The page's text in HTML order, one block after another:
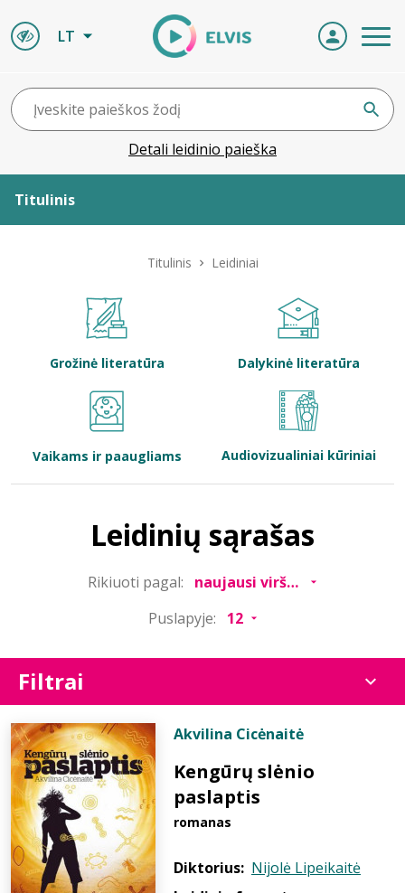
LT
Detali leidinio paieška
Titulinis
Bibliotekoms
Titulinis Leidiniai
Grožinė literatūra Dalykinė literatūra
Vaikams ir paaugliams Audiovizualiniai kūriniai
Leidinių sąrašas
Rikiuoti pagal:
Puslapyje:
Filtrai
Akvilina Cicėnaitė
Kengūrų slėnio
paslaptis
romanas
Diktorius: Nijolė Lipeikaitė